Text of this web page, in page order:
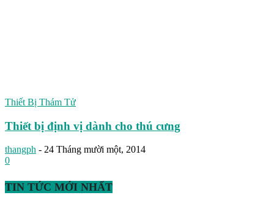
Thiết Bị Thám Tử
Thiết bị định vị dành cho thú cưng
thangph - 24 Tháng mười một, 2014
0
TIN TỨC MỚI NHẤT